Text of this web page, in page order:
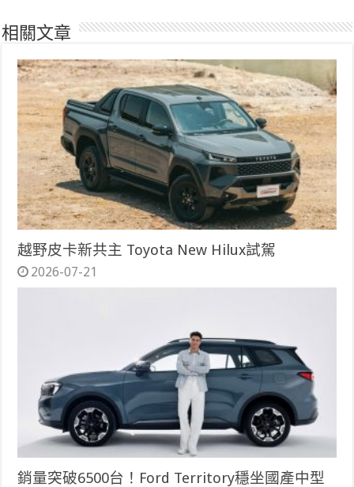
相關文章
越野皮卡新共主 Toyota New Hilux試駕
2026-07-21
銷量突破6500台！Ford Territory穩坐國產中型